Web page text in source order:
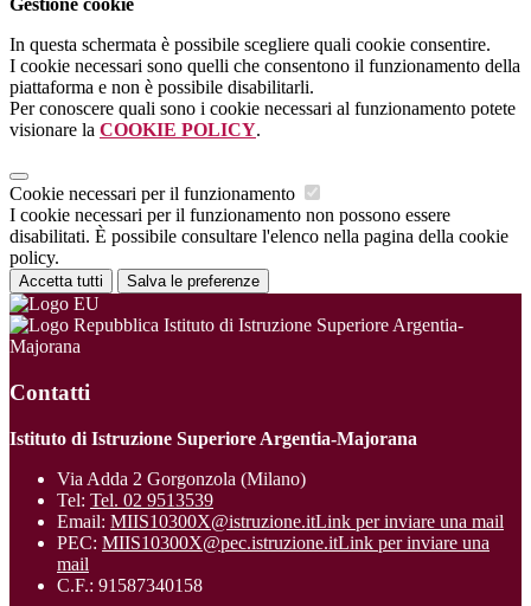
Gestione cookie
In questa schermata è possibile scegliere quali cookie consentire.
I cookie necessari sono quelli che consentono il funzionamento della
piattaforma e non è possibile disabilitarli.
Per conoscere quali sono i cookie necessari al funzionamento potete
visionare la COOKIE POLICY.
Cookie necessari per il funzionamento
I cookie necessari per il funzionamento non possono essere
disabilitati. È possibile consultare l'elenco nella pagina della cookie
policy.
Accetta tutti Salva le preferenze
Istituto di Istruzione Superiore Argentia-
Majorana
Contatti
Istituto di Istruzione Superiore Argentia-Majorana
Via Adda 2 Gorgonzola (Milano)
Tel: Tel. 02 9513539
Email: MIIS10300X@istruzione.itLink per inviare una mail
PEC: MIIS10300X@pec.istruzione.itLink per inviare una
mail
C.F.: 91587340158